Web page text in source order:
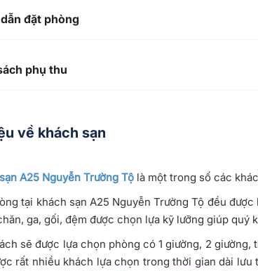
đặt phòng
phụ thu
về khách sạn
A25 Nguyễn Trường Tộ là một trong số các
tại khách sạn A25 Nguyễn Trường Tộ đều
ga, gối, đệm được chọn lựa kỹ lưỡng giúp
sẽ được lựa chọn phòng có 1 giường, 2
rất nhiều khách lựa chọn trong thời gian dài